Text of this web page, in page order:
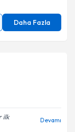
Daha Fazla
ilk
Devamı